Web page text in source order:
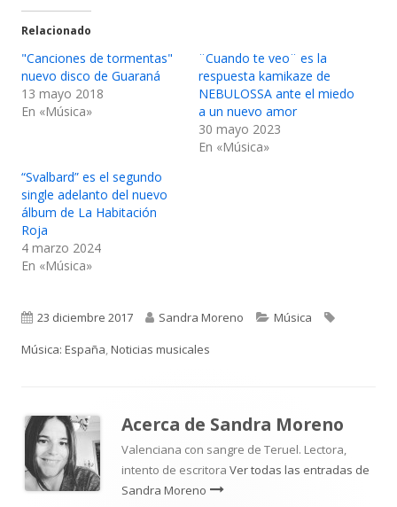
Relacionado
"Canciones de tormentas"
nuevo disco de Guaraná
13 mayo 2018
En «Música»
¨Cuando te veo¨ es la
respuesta kamikaze de
NEBULOSSA ante el miedo
a un nuevo amor
30 mayo 2023
En «Música»
“Svalbard” es el segundo
single adelanto del nuevo
álbum de La Habitación
Roja
4 marzo 2024
En «Música»
Publicado
el
23 diciembre 2017 Autor
Sandra Moreno Categorías
Música
Música: España,Noticias musicales
Acerca de Sandra Moreno
Valenciana con sangre de Teruel. Lectora,
intento de escritora Ver todas las entradas de
Sandra Moreno